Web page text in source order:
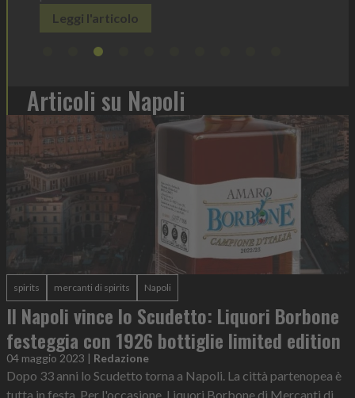
Articoli su Napoli
spirits mercanti di spirits Napoli
Il Napoli vince lo Scudetto: Liquori Borbone
festeggia con 1926 bottiglie limited edition
04 maggio 2023 | Redazione
Dopo 33 anni lo Scudetto torna a Napoli. La città partenopea è
tutta in festa. Per l'occasione, Liquori Borbone di Mercanti di